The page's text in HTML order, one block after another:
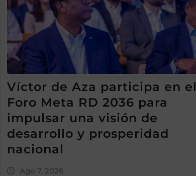
Víctor de Aza participa en el
Foro Meta RD 2036 para
impulsar una visión de
desarrollo y prosperidad
nacional
Ago 7, 2026